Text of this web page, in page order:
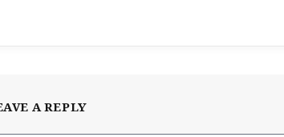
A REPLY